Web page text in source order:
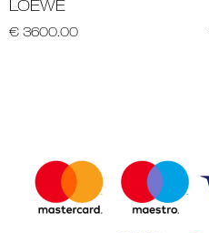
LOEWE
€ 3600.00